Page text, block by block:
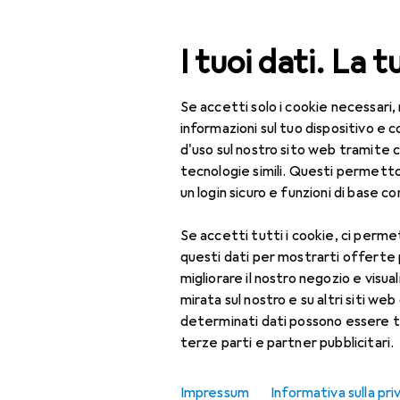
I tuoi dati. La
Se accetti solo i cookie necessari,
informazioni sul tuo dispositivo e
d'uso sul nostro sito web tramite
tecnologie simili. Questi
un login sicuro e funzioni di base
Se accetti tutti i cookie, ci
questi dati per mostrarti offerte
migliorare il nostro negozio e
mirata sul nostro e su altri siti
determinati dati possono essere
terze parti e partner pubblicitari.
Impressum Informativa sulla
Cerca
Tutte le categorie Fai da te + Giardino
Accessori
Qui trovi accessori adatti